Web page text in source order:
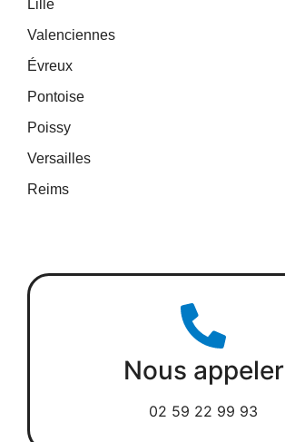
Lille
Valenciennes
Évreux
Pontoise
Poissy
Versailles
Reims
Nous appeler
02 59 22 99 93